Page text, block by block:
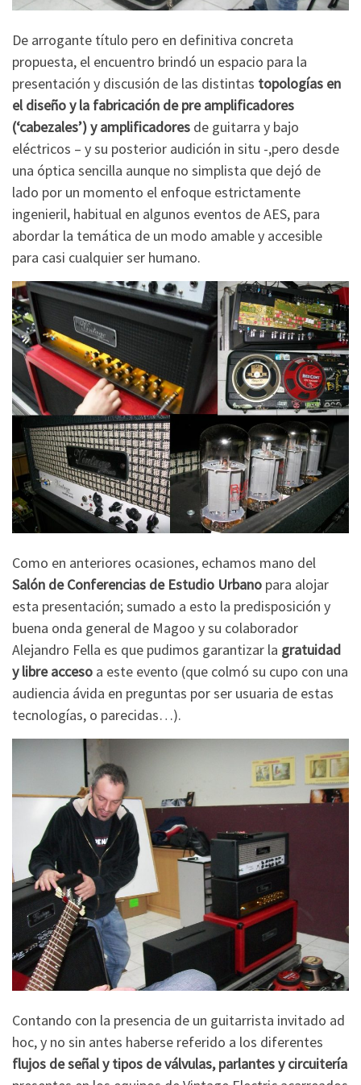
De arrogante título pero en definitiva concreta
propuesta, el encuentro brindó un espacio para la
presentación y discusión de las distintas topologías en
el diseño y la fabricación de pre amplificadores
(‘cabezales’) y amplificadores de guitarra y bajo
eléctricos – y su posterior audición in situ -,pero desde
una óptica sencilla aunque no simplista que dejó de
lado por un momento el enfoque estrictamente
ingenieril, habitual en algunos eventos de AES, para
abordar la temática de un modo amable y accesible
para casi cualquier ser humano.
Como en anteriores ocasiones, echamos mano del
Salón de Conferencias de Estudio Urbano para alojar
esta presentación; sumado a esto la predisposición y
buena onda general de Magoo y su colaborador
Alejandro Fella es que pudimos garantizar la gratuidad
y libre acceso a este evento (que colmó su cupo con una
audiencia ávida en preguntas por ser usuaria de estas
tecnologías, o parecidas…).
Contando con la presencia de un guitarrista invitado ad
hoc, y no sin antes haberse referido a los diferentes
flujos de señal y tipos de válvulas, parlantes y circuitería